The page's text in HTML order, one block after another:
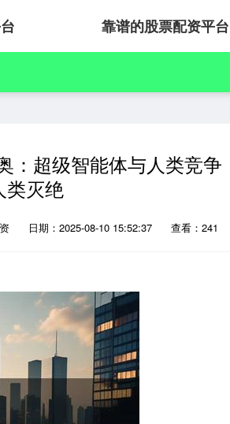
靠谱的股票配资平台
：超级智能体与人类竞争
类灭绝
日期：2025-08-10 15:52:37 查看：241